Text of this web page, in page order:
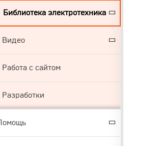
Библиотека электротехника
Видео
Работа с сайтом
Разработки
Помощь